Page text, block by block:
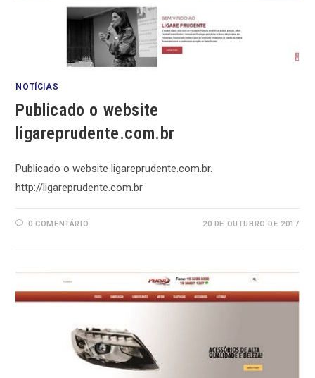
NOTÍCIAS
Publicado o website
ligareprudente.com.br
Publicado o website ligareprudente.com.br.
http://ligareprudente.com.br
0 COMENTÁRIO 20 DE OUTUBRO DE 2017